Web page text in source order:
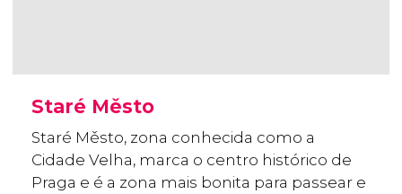
Staré Město
Staré Město, zona conhecida como a
Cidade Velha, marca o centro histórico de
Praga e é a zona mais bonita para passear e